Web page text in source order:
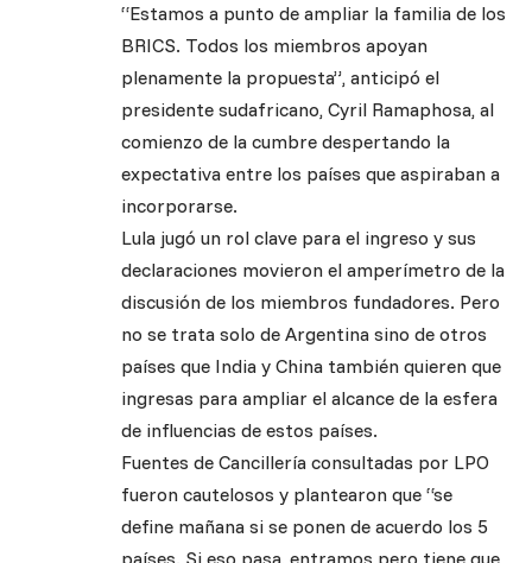
“Estamos a punto de ampliar la familia de los
BRICS. Todos los miembros apoyan
plenamente la propuesta”, anticipó el
presidente sudafricano, Cyril Ramaphosa, al
comienzo de la cumbre despertando la
expectativa entre los países que aspiraban a
incorporarse.
Lula jugó un rol clave para el ingreso y sus
declaraciones movieron el amperímetro de la
discusión de los miembros fundadores. Pero
no se trata solo de Argentina sino de otros
países que India y China también quieren que
ingresas para ampliar el alcance de la esfera
de influencias de estos países.
Fuentes de Cancillería consultadas por LPO
fueron cautelosos y plantearon que “se
define mañana si se ponen de acuerdo los 5